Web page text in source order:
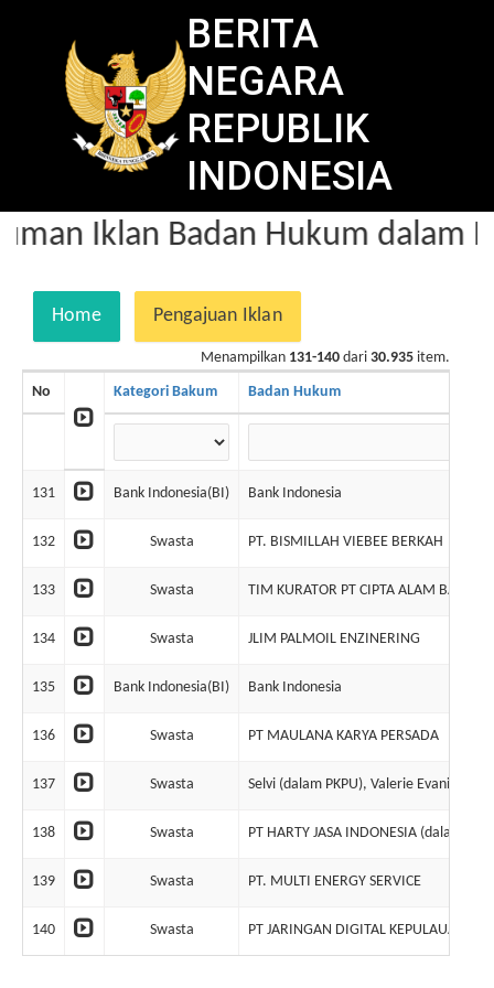
BERITA
NEGARA
REPUBLIK
INDONESIA
Iklan Badan Hukum dalam
Home Pengajuan Iklan
Menampilkan 131-140 dari 30.935 item.
No Kategori Bakum Badan Hukum
131 Bank Indonesia(BI) Bank Indonesia
132 Swasta PT. BISMILLAH VIEBEE BERKAH
133 Swasta TIM KURATOR PT CIPTA ALAM
134 Swasta JLIM PALMOIL ENZINERING
135 Bank Indonesia(BI) Bank Indonesia
136 Swasta PT MAULANA KARYA PERSADA
137 Swasta Selvi (dalam PKPU), Valerie Evania Lim
138 Swasta PT HARTY JASA INDONESIA (dalam
139 Swasta PT. MULTI ENERGY SERVICE
140 Swasta PT JARINGAN DIGITAL KEPULAUAN